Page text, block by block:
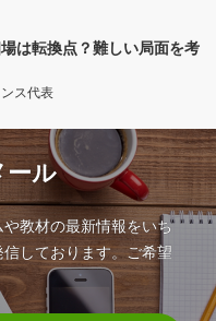
は転換点？難しい局面を考
ス代表
ール
教材の最新情報をいち
しております。ご希望